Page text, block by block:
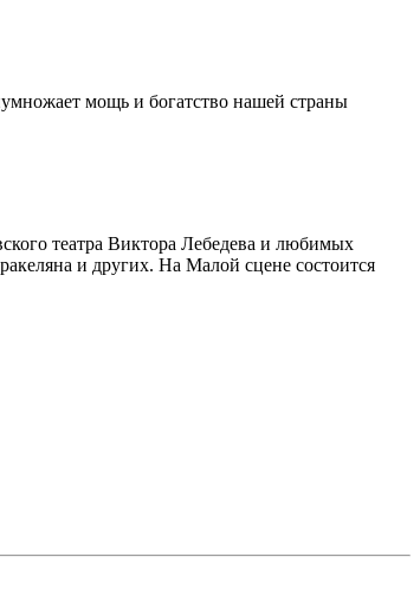
мощь и богатство нашей страны
театра Виктора Лебедева и любимых
и других. На Малой сцене состоится